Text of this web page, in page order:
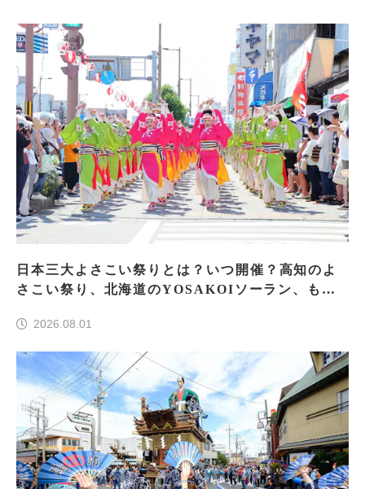
日本三大よさこい祭りとは？いつ開催？高知のよ
さこい祭り、北海道のYOSAKOIソーラン、もう
2026.08.01